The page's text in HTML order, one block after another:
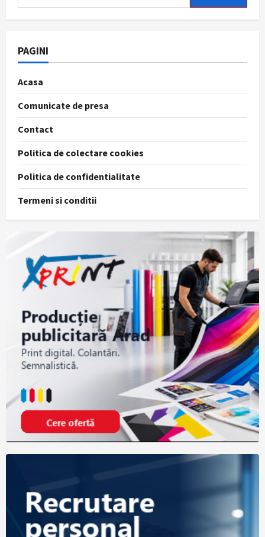
după:
PAGINI
Acasa
Comunicate de presa
Contact
Politica de colectare cookies
Politica de confidentialitate
Termeni si conditii